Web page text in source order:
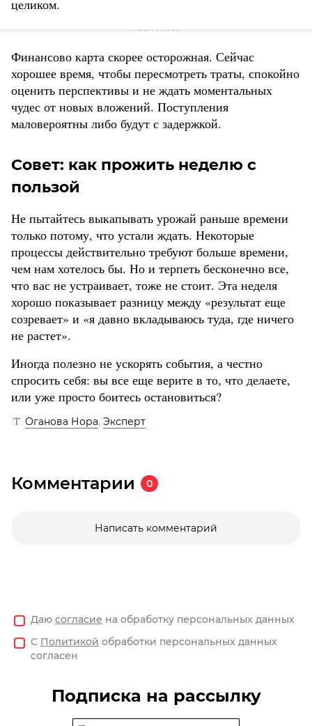
целиком.
Финансово карта скорее осторожная. Сейчас
хорошее время, чтобы пересмотреть траты, спокойно
оценить перспективы и не ждать моментальных
чудес от новых вложений. Поступления
маловероятны либо будут с задержкой.
Совет: как прожить неделю с
пользой
Не пытайтесь выкапывать урожай раньше времени
только потому, что устали ждать. Некоторые
процессы действительно требуют больше времени,
чем нам хотелось бы. Но и терпеть бесконечно все,
что вас не устраивает, тоже не стоит. Эта неделя
хорошо показывает разницу между «результат еще
созревает» и «я давно вкладываюсь туда, где ничего
не растет».
Иногда полезно не ускорять события, а честно
спросить себя: вы все еще верите в то, что делаете,
или уже просто боитесь остановиться?
Оганова Нора, Эксперт
Комментарии 0
Написать комментарий
Даю согласие на обработку персональных данных
С Политикой обработки персональных данных
согласен
Подписка на рассылку